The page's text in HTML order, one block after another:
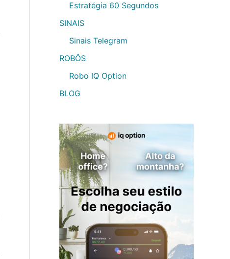
Estratégia 60 Segundos
SINAIS
Sinais Telegram
ROBÔS
Robo IQ Option
BLOG